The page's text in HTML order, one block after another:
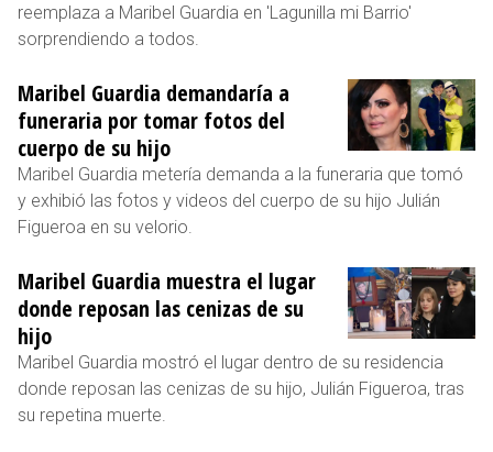
reemplaza a Maribel Guardia en 'Lagunilla mi Barrio'
sorprendiendo a todos.
Maribel Guardia demandaría a
funeraria por tomar fotos del
cuerpo de su hijo
Maribel Guardia metería demanda a la funeraria que tomó
y exhibió las fotos y videos del cuerpo de su hijo Julián
Figueroa en su velorio.
Maribel Guardia muestra el lugar
donde reposan las cenizas de su
hijo
Maribel Guardia mostró el lugar dentro de su residencia
donde reposan las cenizas de su hijo, Julián Figueroa, tras
su repetina muerte.